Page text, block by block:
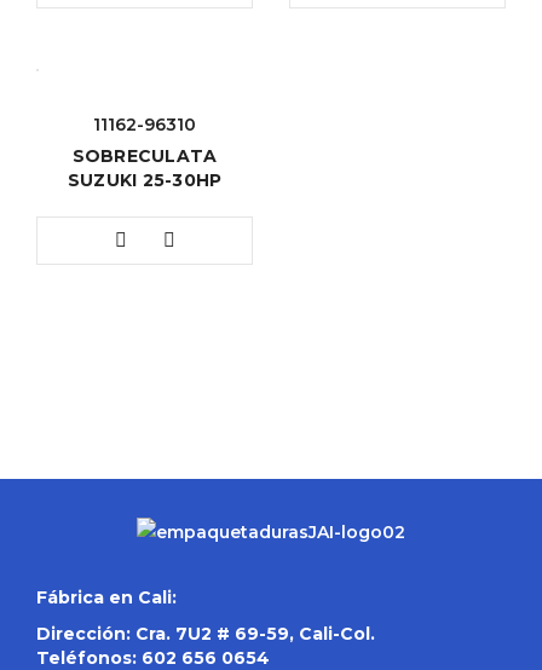
11162-96310
SOBRECULATA
SUZUKI 25-30HP
Fábrica en Cali:
Dirección: Cra. 7U2 # 69-59, Cali-Col.
Teléfonos: 602 656 0654